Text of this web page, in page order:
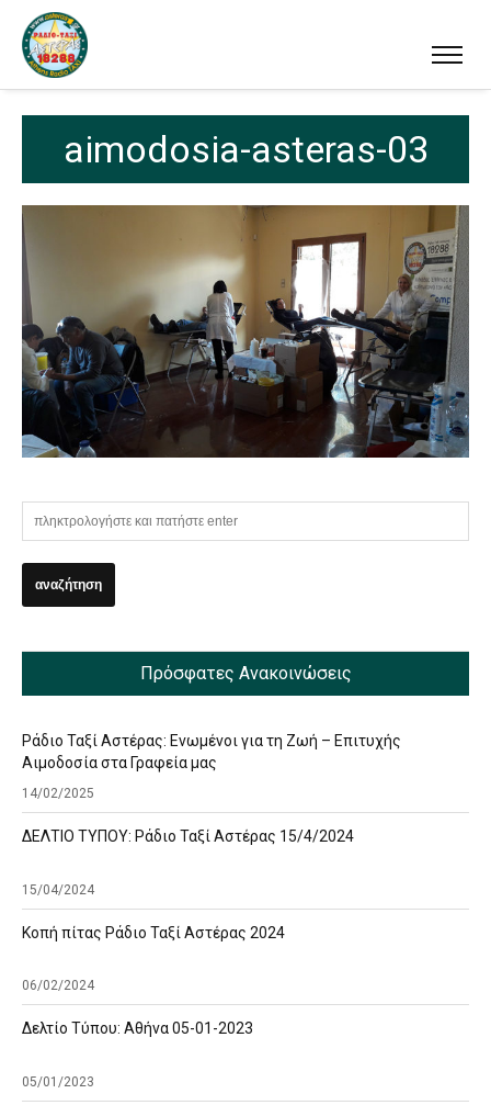
aimodosia-asteras-03
Πρόσφατες Ανακοινώσεις
Ράδιο Ταξί Αστέρας: Ενωμένοι για τη Ζωή – Επιτυχής
Αιμοδοσία στα Γραφεία μας
14/02/2025
ΔΕΛΤΙΟ ΤΥΠΟΥ: Ράδιο Ταξί Αστέρας 15/4/2024
15/04/2024
Κοπή πίτας Ράδιο Ταξί Αστέρας 2024
06/02/2024
Δελτίο Τύπου: Αθήνα 05-01-2023
05/01/2023